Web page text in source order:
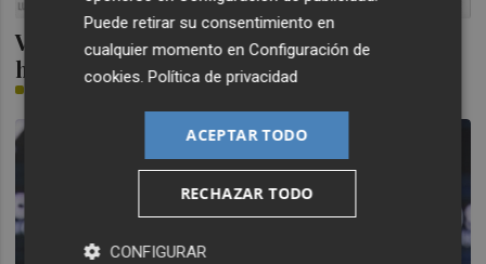
Valencia CF y Levante UD ya conoce día y
hora para la jornada 22 de la liga
Puede retirar su consentimiento en
cualquier momento enConfiguración de
cookies.Política de privacidad
ACEPTAR TODO
RECHAZAR TODO
CONFIGURAR